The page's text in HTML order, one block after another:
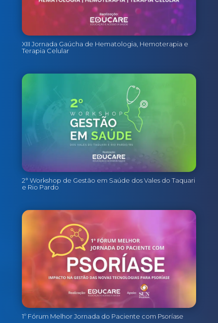
XIII Jornada Gaúcha de Hematologia, Hemoterapia e
Terapia Celular
2° Workshop de Gestão em Saúde dos Vales do Taquari
e Rio Pardo
1º Fórum Melhor Jornada do Paciente com Psoríase